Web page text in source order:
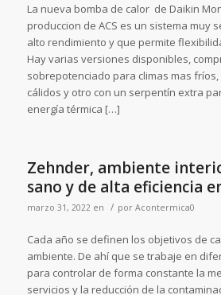
La nueva bomba de calor de Daikin
produccion de ACS es un sistema muy
alto rendimiento y que permite
Hay varias versiones disponibles,
sobrepotenciado para climas mas
cálidos y otro con un serpentín extra
energía térmica […]
Zehnder, ambiente
sano y de alta eficiencia
marzo 31, 2022 en / por Acontermica0
Cada año se definen los objetivos de
ambiente. De ahí que se trabaje en
para controlar de forma constante la
servicios y la reducción de la